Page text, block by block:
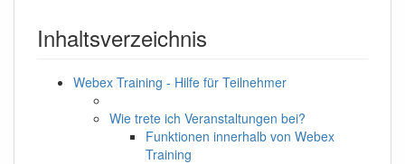
Inhaltsverzeichnis
Webex Training - Hilfe für Teilnehmer
Wie trete ich Veranstaltungen bei?
Funktionen innerhalb von Webex
Training